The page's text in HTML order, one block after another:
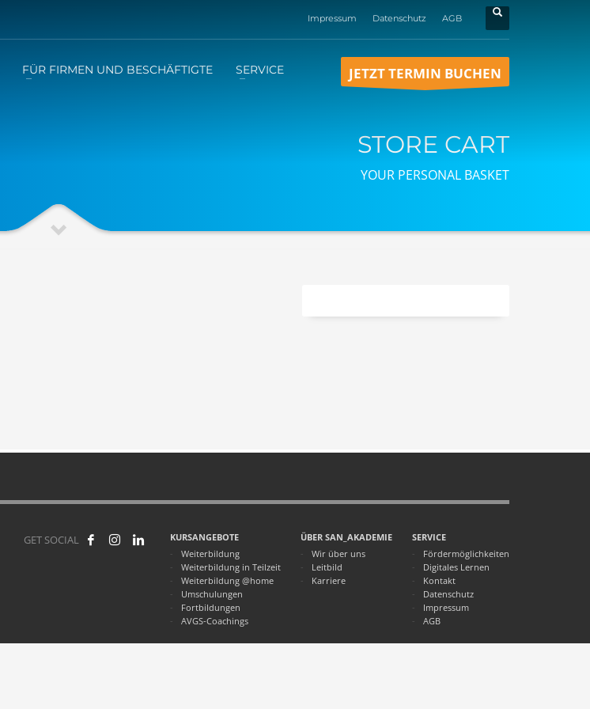
Impressum Datenschutz AGB
FÜR FIRMEN UND BESCHÄFTIGTE SERVICE JETZT TERMIN BUCHEN
STORE CART
YOUR PERSONAL BASKET
KURSANGEBOTE
Weiterbildung
Weiterbildung in Teilzeit
Weiterbildung @home
Umschulungen
Fortbildungen
AVGS-Coachings
ÜBER SAN_AKADEMIE
Wir über uns
Leitbild
Karriere
SERVICE
Fördermöglichkeiten
Digitales Lernen
Kontakt
Datenschutz
Impressum
AGB
GET SOCIAL